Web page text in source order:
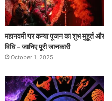
महानवमी पर कन्या पूजन का शुभ मुहूर्त और
विधि – जानिए पूरी जानकारी
October 1, 2025